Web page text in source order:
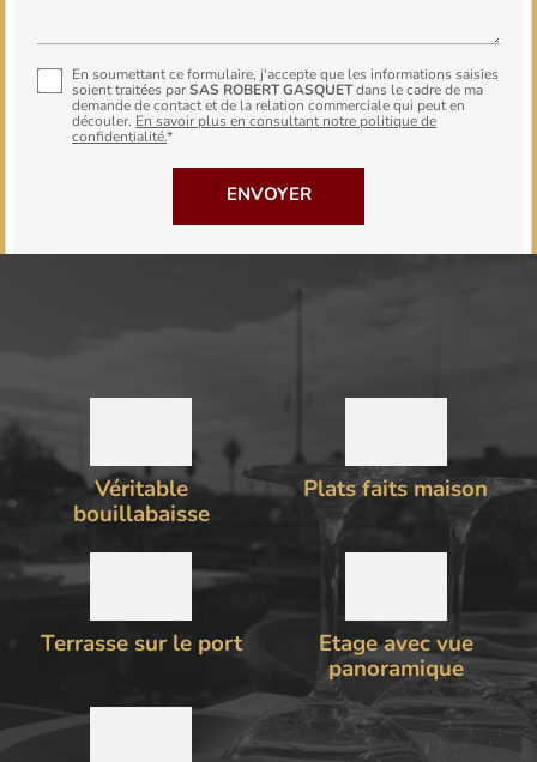
En soumettant ce formulaire, j'accepte que les informations saisies
soient traitées parSAS ROBERT GASQUETdans le cadre de ma
demande de contact et de la relation commerciale qui peut en
découler. En savoir plus en consultant notre politique de
confidentialité.*
Véritable
bouillabaisse
Plats faits maison
Terrasse sur le port
Etage avec vue
panoramique